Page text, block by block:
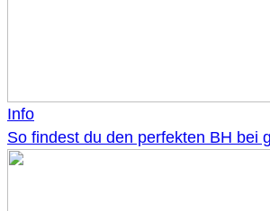
Info
So findest du den perfekten BH bei